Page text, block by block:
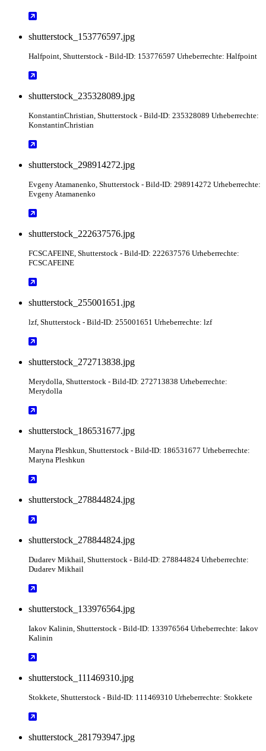
shutterstock_153776597.jpg
Halfpoint , Shutterstock - Bild-ID: 153776597 Urheberrechte: Halfpoint
shutterstock_235328089.jpg
KonstantinChristian , Shutterstock - Bild-ID: 235328089 Urheberrechte:
KonstantinChristian
shutterstock_298914272.jpg
Evgeny Atamanenko , Shutterstock - Bild-ID: 298914272 Urheberrechte:
Evgeny Atamanenko
shutterstock_222637576.jpg
FCSCAFEINE , Shutterstock - Bild-ID: 222637576 Urheberrechte:
FCSCAFEINE
shutterstock_255001651.jpg
lzf, Shutterstock - Bild-ID: 255001651 Urheberrechte: lzf
shutterstock_272713838.jpg
Merydolla , Shutterstock - Bild-ID: 272713838 Urheberrechte:
Merydolla
shutterstock_186531677.jpg
Maryna Pleshkun , Shutterstock - Bild-ID: 186531677 Urheberrechte:
Maryna Pleshkun
shutterstock_278844824.jpg
shutterstock_278844824.jpg
Dudarev Mikhail , Shutterstock - Bild-ID: 278844824 Urheberrechte:
Dudarev Mikhail
shutterstock_133976564.jpg
Iakov Kalinin , Shutterstock - Bild-ID: 133976564 Urheberrechte: Iakov
Kalinin
shutterstock_111469310.jpg
Stokkete , Shutterstock - Bild-ID: 111469310 Urheberrechte: Stokkete
shutterstock_281793947.jpg